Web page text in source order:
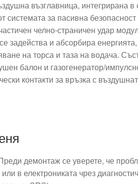
възглавница, интегрирана в
системата за пасивна
челно-страничен удар
задейства и абсорбира
на торса и таза на водача.
балон и газогенератор/
контакти за връзка с
демонтаж се уверете, че
или в електрониката чрез